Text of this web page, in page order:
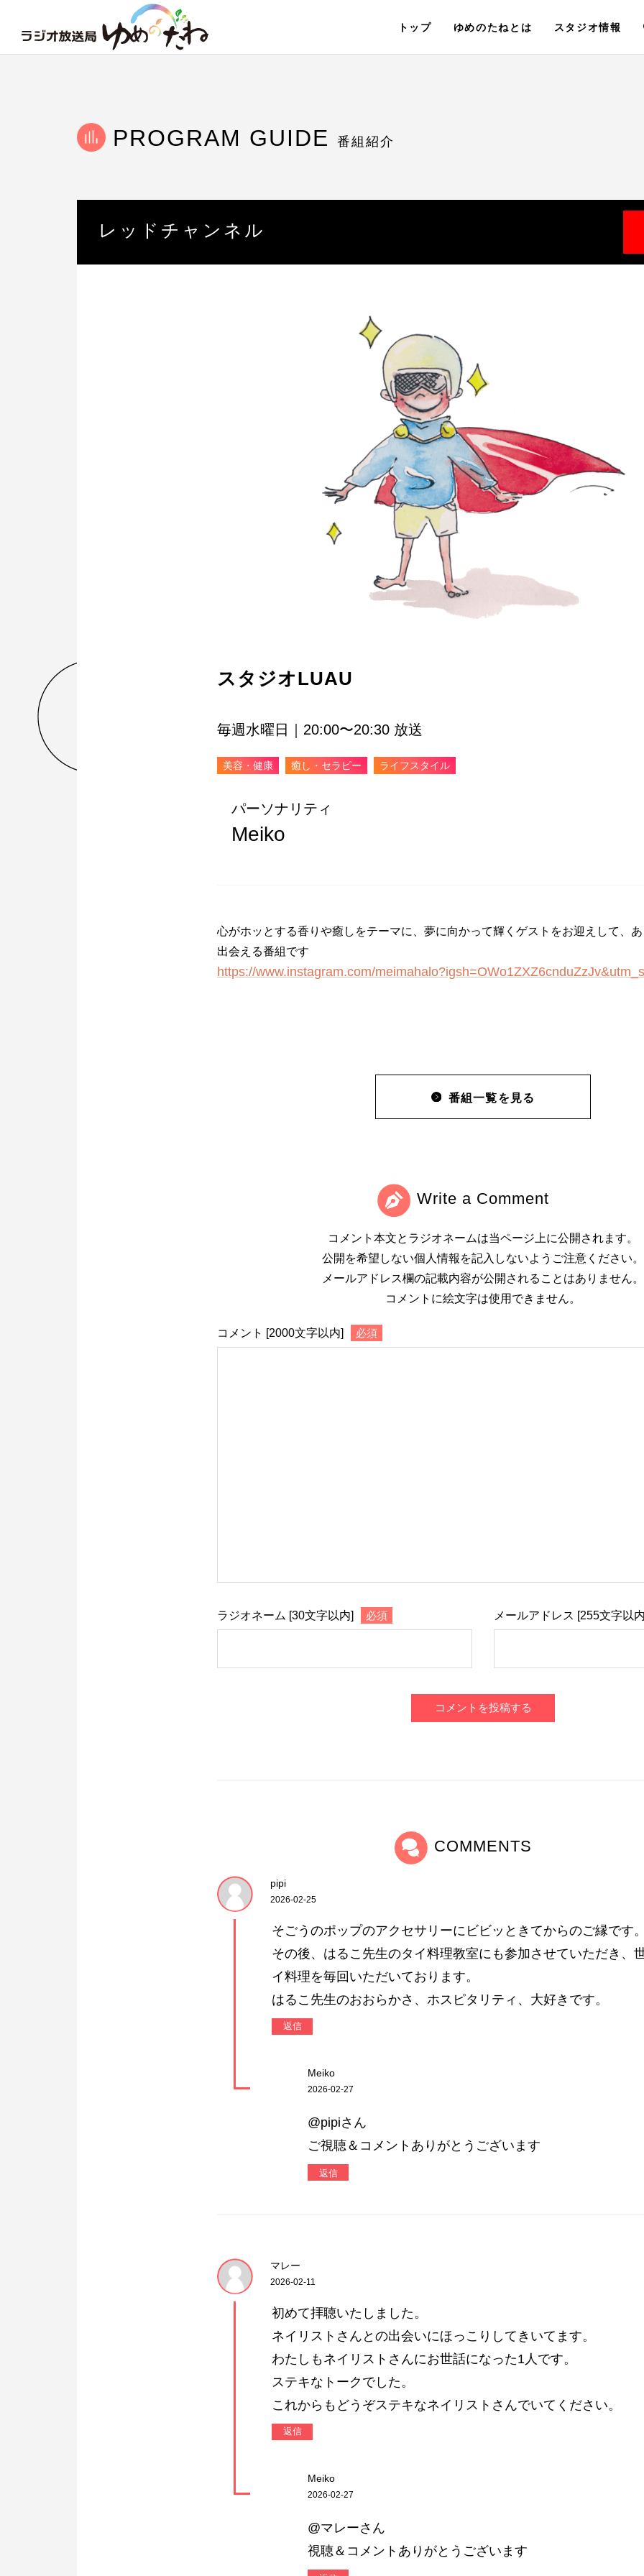
トップ ゆめのたねとは スタジオ情報
PROGRAM GUIDE 番組紹介
レッドチャンネル
スタジオLUAU
毎週水曜日｜20:00〜20:30 放送
美容・健康 癒し・セラピー ライフスタイル
パーソナリティ
Meiko
心がホッとする香りや癒しをテーマに、夢に向かって輝くゲストをお迎えして、
出会える番組です
https://www.instagram.com/
番組一覧を見る
Write a Comment
コメント本文とラジオネームは当ページ上に公開されます。
公開を希望しない個人情報を記入しないようご注意ください。
メールアドレス欄の記載内容が公開されることはありません。
コメントに絵文字は使用できません。
コメント [2000文字以内] 必須
ラジオネーム [30文字以内] 必須 メールアドレス [255文字以
コメントを投稿する
COMMENTS
pipi
2026-02-25
そごうのポップのアクセサリーにビビッときてからのご縁です。
その後、はるこ先生のタイ料理教室にも参加させていただき、
イ料理を毎回いただいております。
はるこ先生のおおらかさ、ホスピタリティ、大好きです。
返信
Meiko
2026-02-27
@pipiさん
ご視聴＆コメントありがとうございます
返信
マレー
2026-02-11
初めて拝聴いたしました。
ネイリストさんとの出会いにほっこりしてきいてます。
わたしもネイリストさんにお世話になった1人です。
ステキなトークでした。
これからもどうぞステキなネイリストさんでいてください。
返信
Meiko
2026-02-27
@マレーさん
視聴＆コメントありがとうございます